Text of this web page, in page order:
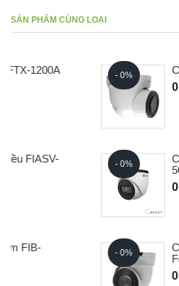
SẢN PHẨM CÙNG LOẠI
- 0%
Camera IP 5MP
0 ₫
- 0%
Camera IP
5000RFWP-28
Camera IP Ốp
Focus Hàn Quốc